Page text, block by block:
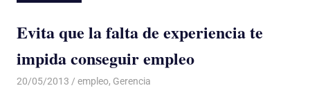
Evita que la falta de experiencia te
impida conseguir empleo
20/05/2013 Luis Castellanos
empleo, Gerencia